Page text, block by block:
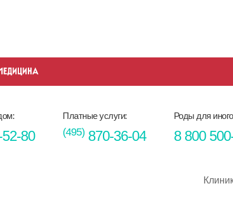
80
Платные услуги:
(495) 870-36-04
Роды для
8 800